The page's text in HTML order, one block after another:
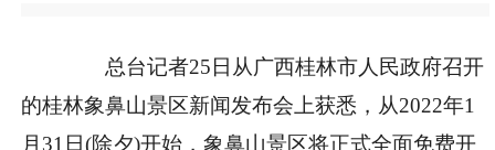
总台记者25日从广西桂林市人民政府召开
的桂林象鼻山景区新闻发布会上获悉，从2022年1
月31日(除夕)开始，象鼻山景区将正式全面免费开